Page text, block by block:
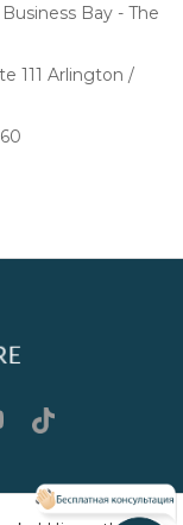
Bay - The
111 Arlington /